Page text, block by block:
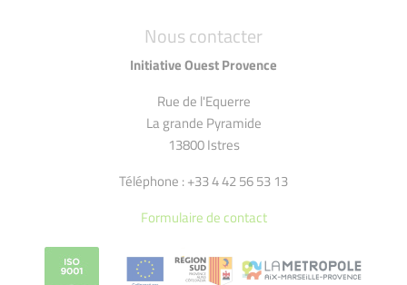
Nous contacter
Initiative Ouest Provence
Rue de l'Equerre
La grande Pyramide
13800 Istres
Téléphone : +33 4 42 56 53 13
Formulaire de contact